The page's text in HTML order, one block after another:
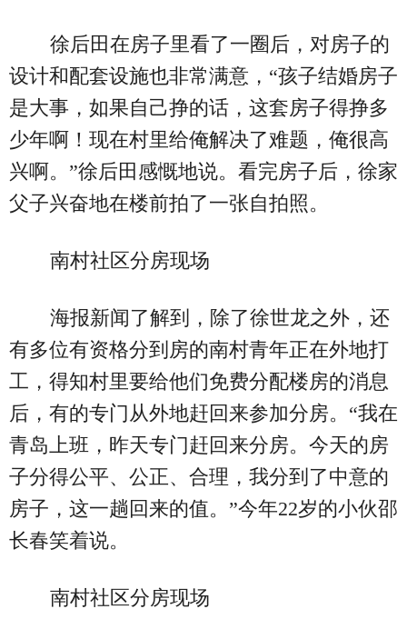
徐后田在房子里看了一圈后，对房子的
设计和配套设施也非常满意，“孩子结婚房子
是大事，如果自己挣的话，这套房子得挣多
少年啊！现在村里给俺解决了难题，俺很高
兴啊。”徐后田感慨地说。看完房子后，徐家
父子兴奋地在楼前拍了一张自拍照。
南村社区分房现场
海报新闻了解到，除了徐世龙之外，还
有多位有资格分到房的南村青年正在外地打
工，得知村里要给他们免费分配楼房的消息
后，有的专门从外地赶回来参加分房。“我在
青岛上班，昨天专门赶回来分房。今天的房
子分得公平、公正、合理，我分到了中意的
房子，这一趟回来的值。”今年22岁的小伙邵
长春笑着说。
南村社区分房现场